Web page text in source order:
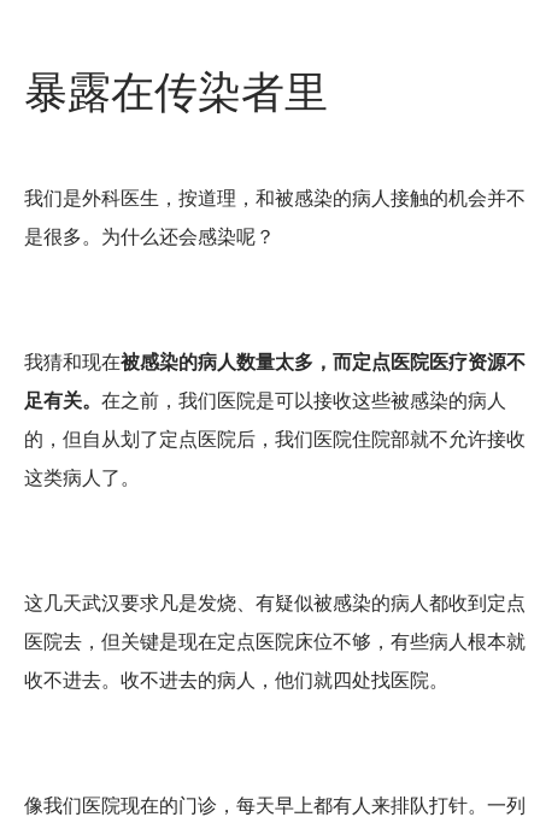
暴露在传染者里
我们是外科医生，按道理，和被感染的病人接触的机会并不
是很多。为什么还会感染呢？
我猜和现在被感染的病人数量太多，而定点医院医疗资源不
足有关。 在之前，我们医院是可以接收这些被感染的病人
的，但自从划了定点医院后，我们医院住院部就不允许接收
这类病人了。
这几天武汉要求凡是发烧、有疑似被感染的病人都收到定点
医院去，但关键是现在定点医院床位不够，有些病人根本就
收不进去。收不进去的病人，他们就四处找医院。
像我们医院现在的门诊，每天早上都有人来排队打针。一列